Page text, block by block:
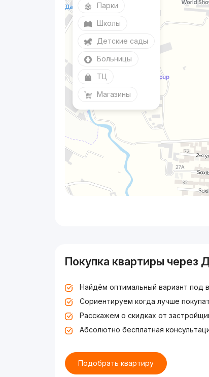
Парки
Школы
Детские сады
Больницы
ТЦ
Магазины
Покупка квартиры через
Найдём оптимальный вариант под
Сориентируем когда лучше
Расскажем о скидках от
Абсолютно бесплатная
Подобрать квартиру